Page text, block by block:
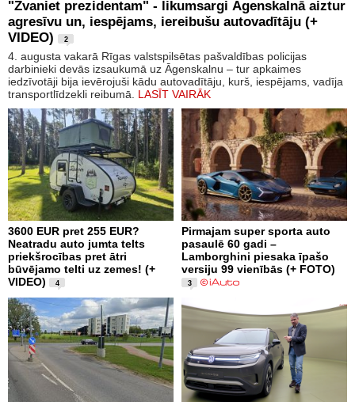
"Zvaniet prezidentam" - likumsargi Āgenskalnā aiztur
agresīvu un, iespējams, iereibušu autovadītāju (+
VIDEO)
2
4. augusta vakarā Rīgas valstspilsētas pašvaldības policijas
darbinieki devās izsaukumā uz Āgenskalnu – tur apkaimes
iedzīvotāji bija ievērojuši kādu autovadītāju, kurš, iespējams, vadīja
transportlīdzekli reibumā. LASĪT VAIRĀK
3600 EUR pret 255 EUR?
Neatradu auto jumta telts
priekšrocības pret ātri
būvējamo telti uz zemes! (+
VIDEO)
4
Pirmajam super sporta auto
pasaulē 60 gadi –
Lamborghini piesaka īpašo
versiju 99 vienībās (+ FOTO)
3